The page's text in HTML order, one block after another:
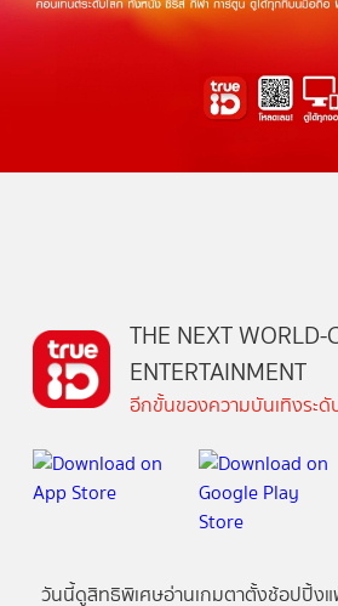
THE NEXT WORLD-
ENTERTAINMENT
อีกขั้นของความบันเทิงระ
วันนี้ดูสิทธิพิเศษอ่านเกมตาตั้งช้อปปิ้ง